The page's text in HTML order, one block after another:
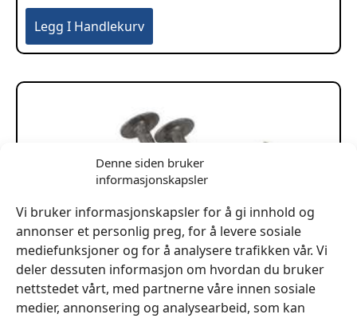
Denne siden bruker
informasjonskapsler
Vi bruker informasjonskapsler for å gi innhold og
annonser et personlig preg, for å levere sosiale
mediefunksjoner og for å analysere trafikken vår. Vi
deler dessuten informasjon om hvordan du bruker
nettstedet vårt, med partnerne våre innen sosiale
medier, annonsering og analysearbeid, som kan
Legg I Handlekurv